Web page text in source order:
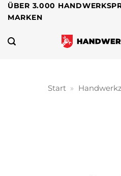
Zum
Inhalt
springen
ÜBER 3.000
MARKEN
Start »